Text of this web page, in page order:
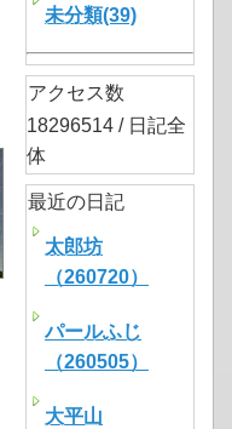
未分類(39)
アクセス数
18296514 / 日記全
体
最近の日記
太郎坊
（260720）
パールふじ
（260505）
大平山